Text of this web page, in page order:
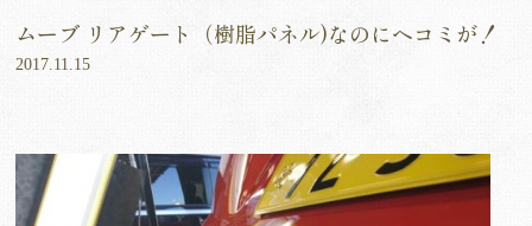
ムーブ リアゲート（樹脂パネル)なのにヘコミが！
2017.11.15